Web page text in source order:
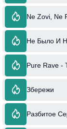
Ne Zovi, Ne
Не Было И
Pure Rave -
Збережи
Разбитое